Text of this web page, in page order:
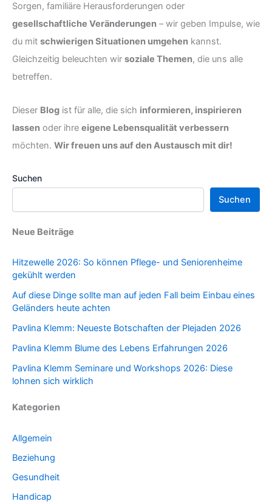
Sorgen, familiäre Herausforderungen oder
gesellschaftliche Veränderungen – wir geben Impulse, wie
du mit schwierigen Situationen umgehen kannst.
Gleichzeitig beleuchten wir soziale Themen, die uns alle
betreffen.
Dieser Blog ist für alle, die sich informieren, inspirieren
lassen oder ihre eigene Lebensqualität verbessern
möchten. Wir freuen uns auf den Austausch mit dir!
Suchen
Suchen
Neue Beiträge
Hitzewelle 2026: So können Pflege- und Seniorenheime
gekühlt werden
Auf diese Dinge sollte man auf jeden Fall beim Einbau eines
Geländers heute achten
Pavlina Klemm: Neueste Botschaften der Plejaden 2026
Pavlina Klemm Blume des Lebens Erfahrungen 2026
Pavlina Klemm Seminare und Workshops 2026: Diese
lohnen sich wirklich
Kategorien
Allgemein
Beziehung
Gesundheit
Handicap